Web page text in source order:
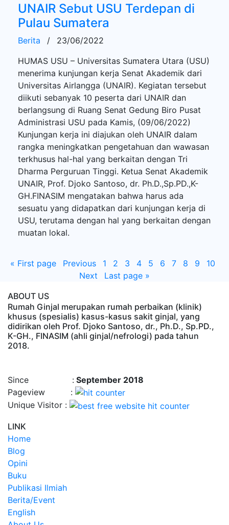
UNAIR Sebut USU Terdepan di
Pulau Sumatera
Berita /
23/06/2022
HUMAS USU – Universitas Sumatera Utara (USU)
menerima kunjungan kerja Senat Akademik dari
Universitas Airlangga (UNAIR). Kegiatan tersebut
diikuti sebanyak 10 peserta dari UNAIR dan
berlangsung di Ruang Senat Gedung Biro Pusat
Administrasi USU pada Kamis, (09/06/2022)
Kunjungan kerja ini diajukan oleh UNAIR dalam
rangka meningkatkan pengetahuan dan wawasan
terkhusus hal-hal yang berkaitan dengan Tri
Dharma Perguruan Tinggi. Ketua Senat Akademik
UNAIR, Prof. Djoko Santoso, dr. Ph.D.,Sp.PD.,K-
GH.FINASIM mengatakan bahwa harus ada
sesuatu yang didapatkan dari kunjungan kerja di
USU, terutama dengan hal yang berkaitan dengan
muatan lokal.
« First page Previous 1 2 3 4 5 6 7 8 9
10
Next
Last page »
ABOUT US
Rumah Ginjal merupakan rumah perbaikan (klinik)
khusus (spesialis) kasus-kasus sakit ginjal, yang
didirikan oleh Prof. Djoko Santoso, dr., Ph.D., Sp.PD.,
K-GH., FINASIM (ahli ginjal/nefrologi) pada tahun
2018.
Since : September 2018
Pageview :
Unique Visitor :
LINK
Home
Blog
Opini
Buku
Publikasi Ilmiah
Berita/Event
English